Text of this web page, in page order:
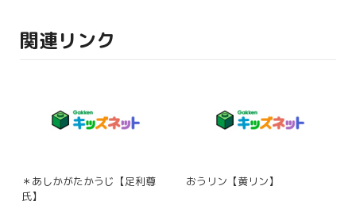
関連リンク
＊あしかがたかうじ【足利尊
氏】
おうリン【黄リン】